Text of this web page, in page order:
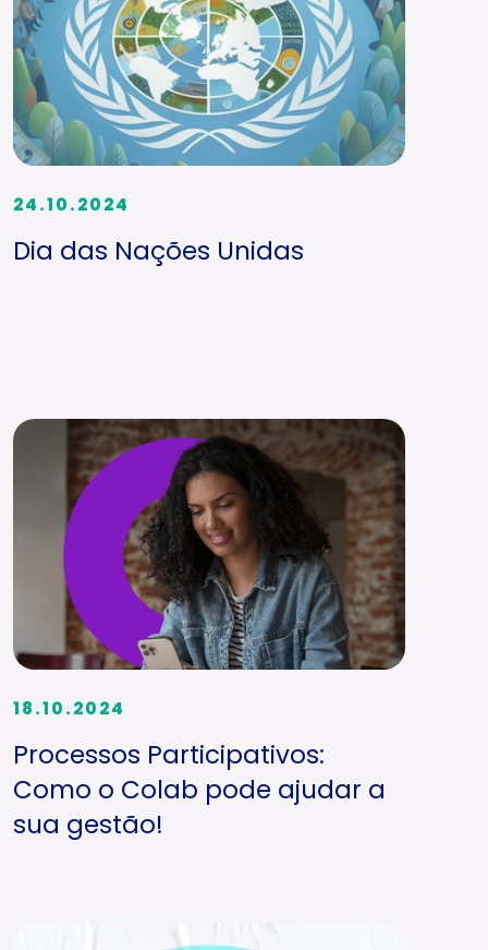
24.10.2024
Dia das Nações Unidas
18.10.2024
Processos Participativos:
Como o Colab pode ajudar a
sua gestão!